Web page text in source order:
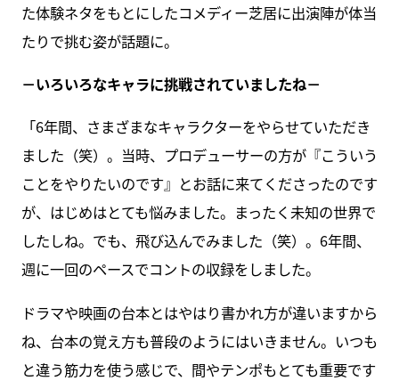
た体験ネタをもとにしたコメディー芝居に出演陣が体当
たりで挑む姿が話題に。
－いろいろなキャラに挑戦されていましたね－
「6年間、さまざまなキャラクターをやらせていただき
ました（笑）。当時、プロデューサーの方が『こういう
ことをやりたいのです』とお話に来てくださったのです
が、はじめはとても悩みました。まったく未知の世界で
したしね。でも、飛び込んでみました（笑）。6年間、
週に一回のペースでコントの収録をしました。
ドラマや映画の台本とはやはり書かれ方が違いますから
ね、台本の覚え方も普段のようにはいきません。いつも
と違う筋力を使う感じで、間やテンポもとても重要です